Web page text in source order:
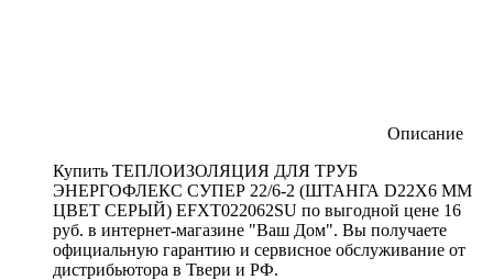
Описание
Купить ТЕПЛОИЗОЛЯЦИЯ ДЛЯ ТРУБ
ЭНЕРГОФЛЕКС СУПЕР 22/6-2 (ШТАНГА D22X6 ММ
ЦВЕТ СЕРЫЙ) EFXT022062SU по выгодной цене 16
руб. в интернет-магазине "Ваш Дом". Вы получаете
официальную гарантию и сервисное обслуживание от
дистрибьютора в Твери и РФ.